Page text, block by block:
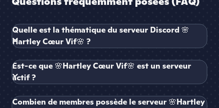
Quelle est la thématique du serveur Discord 🌸
Hartley Cœur Vif🌸 ?
Est-ce que 🌸Hartley Cœur Vif🌸 est un serveur
actif ?
Combien de membres possède le serveur 🌸Hartley